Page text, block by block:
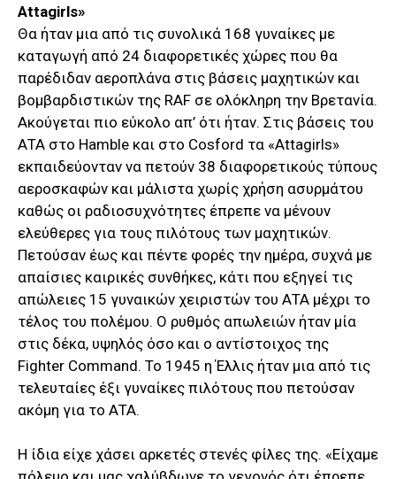
Attagirls»
Θα ήταν μια από τις συνολικά 168 γυναίκες με
καταγωγή από 24 διαφορετικές χώρες που θα
παρέδιδαν αεροπλάνα στις βάσεις μαχητικών και
βομβαρδιστικών της RAF σε ολόκληρη την Βρετανία.
Ακούγεται πιο εύκολο απ’ ότι ήταν. Στις βάσεις του
AΤΑ στο Hamble και στο Cosford τα «Attagirls»
εκπαιδεύονταν να πετούν 38 διαφορετικούς τύπους
αεροσκαφών και μάλιστα χωρίς χρήση ασυρμάτου
καθώς οι ραδιοσυχνότητες έπρεπε να μένουν
ελεύθερες για τους πιλότους των μαχητικών.
Πετούσαν έως και πέντε φορές την ημέρα, συχνά με
απαίσιες καιρικές συνθήκες, κάτι που εξηγεί τις
απώλειες 15 γυναικών χειριστών του ΑΤΑ μέχρι το
τέλος του πολέμου. Ο ρυθμός απωλειών ήταν μία
στις δέκα, υψηλός όσο και ο αντίστοιχος της
Fighter Command. Το 1945 η Έλλις ήταν μια από τις
τελευταίες έξι γυναίκες πιλότους που πετούσαν
ακόμη για το ΑΤΑ.
Η ίδια είχε χάσει αρκετές στενές φίλες της. «Είχαμε